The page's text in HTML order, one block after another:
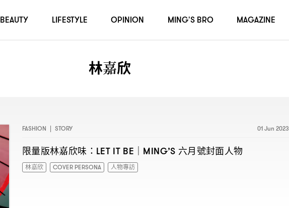
林嘉欣
FASHION | STORY 01 Jun 2023
限量版林嘉欣味 ：LET IT BE｜MING’S 六月號封面人物
林嘉欣 COVER PERSONA 人物專訪
BEAUTY LIFESTYLE OPINION MING'S BRO MAGAZINE